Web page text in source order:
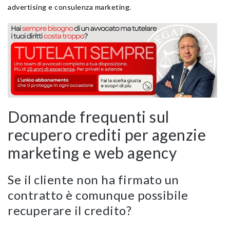
advertising e consulenza marketing.
Domande frequenti sul
recupero crediti per agenzie
marketing e web agency
Se il cliente non ha firmato un
contratto è comunque possibile
recuperare il credito?